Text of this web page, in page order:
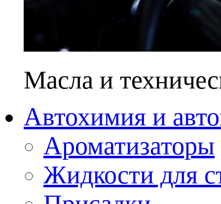
Масла и
Автохимия и
Ароматизаторы
Жидкости для